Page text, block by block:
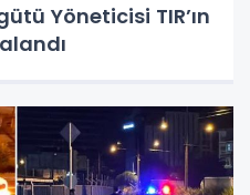
Yöneticisi TIR’ın